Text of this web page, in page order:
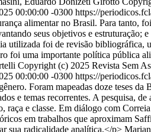
00:00:00 -0300 https://
alimentar no Brasil. Para tanto,
seus objetivos e
foi de revisão bibliográfica,
uma importante política pública
Copyright (c) 2025 Revista Sem
00:00:00 -0300 https://
Foram mapeadas doze teses
e temas recorrentes. A pesquisa,
e classe. Em diálogo com
em trabalhos que aproximam
sua radicalidade analítica.</p>